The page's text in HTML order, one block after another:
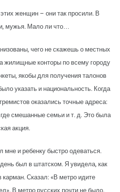
женщин – они так просили. В
мужья. Мало ли что…
чего не скажешь о местных
жилищные конторы по всему городу
якобы для получения талонов
указать и национальность. Когда
оказались точные адреса:
где смешанные семьи и т. д. Это была
акция.
и ребенку быстро одеваться.
был в штатском. Я увидела, как
Сказал: «В метро идите
В метро русских почти не было.